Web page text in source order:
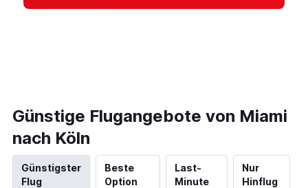
Günstige Flugangebote von Miami
nach Köln
Günstigster
Flug
Beste
Option
Last-
Minute
Nur
Hinflug